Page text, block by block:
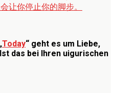
让你停止你的脚步。
Today“ geht es um Liebe,
das bei Ihren uigurischen